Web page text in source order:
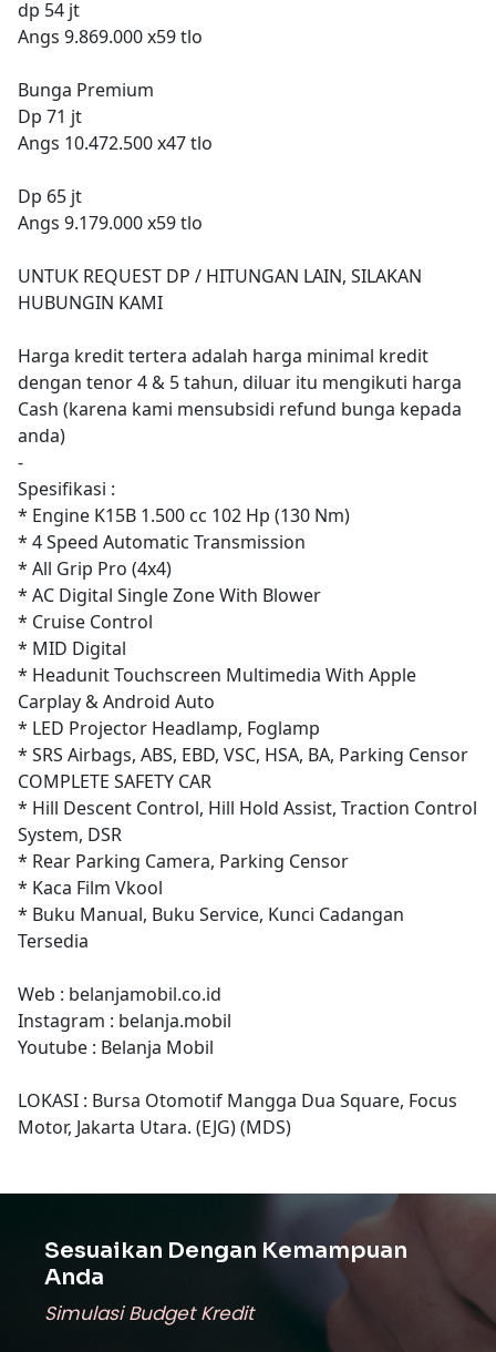
dp 54 jt
Angs 9.869.000 x59 tlo
Bunga Premium
Dp 71 jt
Angs 10.472.500 x47 tlo
Dp 65 jt
Angs 9.179.000 x59 tlo
UNTUK REQUEST DP / HITUNGAN LAIN, SILAKAN
HUBUNGIN KAMI
Harga kredit tertera adalah harga minimal kredit
dengan tenor 4 & 5 tahun, diluar itu mengikuti harga
Cash (karena kami mensubsidi refund bunga kepada
anda)
-
Spesifikasi :
* Engine K15B 1.500 cc 102 Hp (130 Nm)
* 4 Speed Automatic Transmission
* All Grip Pro (4x4)
* AC Digital Single Zone With Blower
* Cruise Control
* MID Digital
* Headunit Touchscreen Multimedia With Apple
Carplay & Android Auto
* LED Projector Headlamp, Foglamp
* SRS Airbags, ABS, EBD, VSC, HSA, BA, Parking Censor
COMPLETE SAFETY CAR
* Hill Descent Control, Hill Hold Assist, Traction Control
System, DSR
* Rear Parking Camera, Parking Censor
* Kaca Film Vkool
* Buku Manual, Buku Service, Kunci Cadangan
Tersedia
Web : belanjamobil.co.id
Instagram : belanja.mobil
Youtube : Belanja Mobil
LOKASI : Bursa Otomotif Mangga Dua Square, Focus
Motor, Jakarta Utara. (EJG) (MDS)
Sesuaikan Dengan Kemampuan
Anda
Simulasi Budget Kredit